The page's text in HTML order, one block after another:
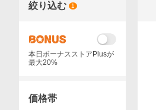
絞り込む 1
本日ボーナスストアPlusが
最大20%
価格帯